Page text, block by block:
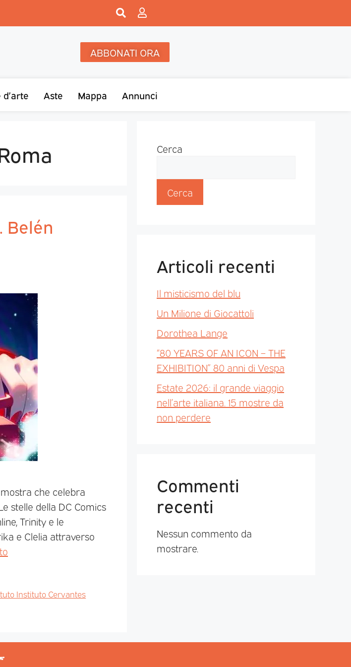
ABBONATI ORA
Aste Mappa Annunci
Belén
che celebra
stelle della DC Comics
Trinity e le
e Clelia attraverso
Instituto Cervantes
Cerca
Cerca
Articoli recenti
Il misticismo del blu
Un Milione di Giocattoli
Dorothea Lange
“80 YEARS OF AN ICON – THE
EXHIBITION” 80 anni di Vespa
Estate 2026: il grande viaggio
nell’arte italiana. 15 mostre da
non perdere
Commenti
recenti
Nessun commento da
mostrare.